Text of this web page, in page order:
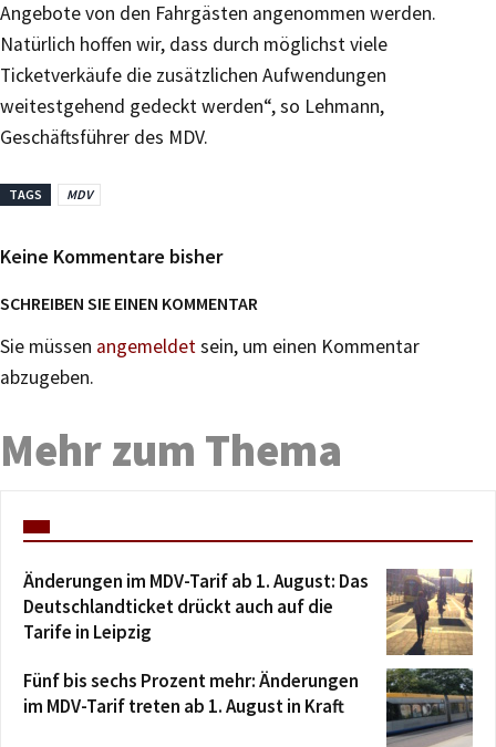
Angebote von den Fahrgästen angenommen werden.
Natürlich hoffen wir, dass durch möglichst viele
Ticketverkäufe die zusätzlichen Aufwendungen
weitestgehend gedeckt werden“, so Lehmann,
Geschäftsführer des MDV.
TAGS MDV
Keine Kommentare bisher
SCHREIBEN SIE EINEN KOMMENTAR
Sie müssen angemeldetsein, um einen Kommentar
abzugeben.
Mehr zum Thema
Änderungen im MDV-Tarif ab 1. August: Das
Deutschlandticket drückt auch auf die
Tarife in Leipzig
Fünf bis sechs Prozent mehr: Änderungen
im MDV-Tarif treten ab 1. August in Kraft